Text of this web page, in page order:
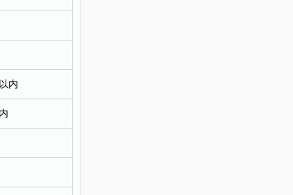
内